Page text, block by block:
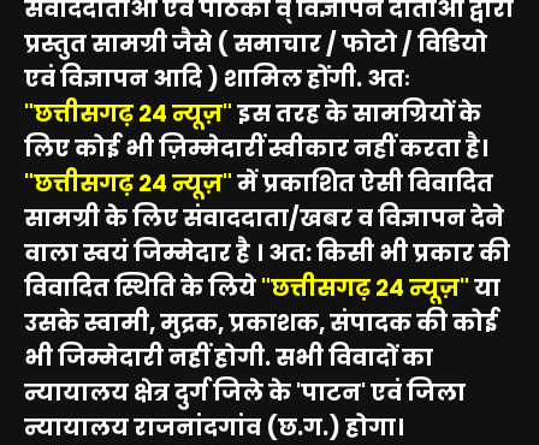
सवाददाताओं एवं पाठको व् विज्ञापन दाताओ द्वारा
प्रस्तुत सामग्री जैसे ( समाचार / फोटो / विडियो
एवं विज्ञापन आदि ) शामिल होंगी. अतः
"छत्तीसगढ़ 24 न्यूज़"इस तरह के सामग्रियों के
लिए कोई भी ज़िम्मेदारीं स्वीकार नहीं करता है।
"छत्तीसगढ़ 24 न्यूज़"में प्रकाशित ऐसी विवादित
सामग्री के लिए संवाददाता/खबर व विज्ञापन देने
वाला स्वयं जिम्मेदार है । अत: किसी भी प्रकार की
विवादित स्थिति के लिये"छत्तीसगढ़ 24 न्यूज़"या
उसके स्वामी, मुद्रक, प्रकाशक, संपादक की कोई
भी जिम्मेदारी नहीं होगी. सभी विवादों का
न्यायालय क्षेत्र दुर्ग जिले के 'पाटन' एवं जिला
न्यायालय राजनांदगांव (छ.ग.) होगा।